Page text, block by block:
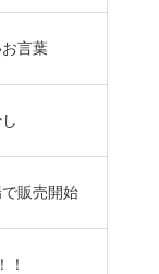
言葉
販売開始
！